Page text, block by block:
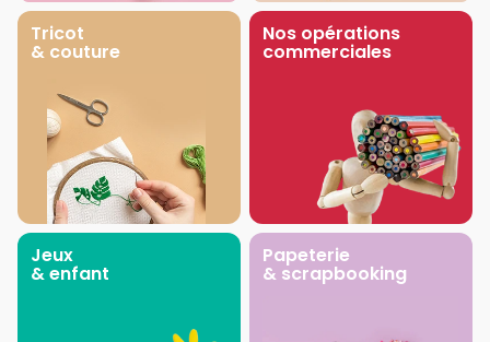
Tricot
& couture
Nos opérations
commerciales
Jeux
& enfant
Papeterie
& scrapbooking